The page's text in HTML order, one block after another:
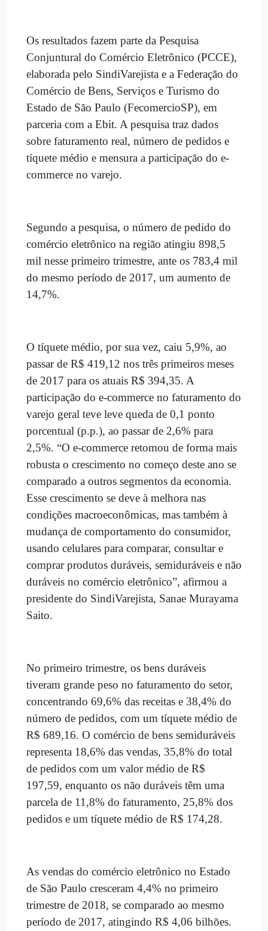
Os resultados fazem parte da Pesquisa
Conjuntural do Comércio Eletrônico (PCCE),
elaborada pelo SindiVarejista e a Federação do
Comércio de Bens, Serviços e Turismo do
Estado de São Paulo (FecomercioSP), em
parceria com a Ebit. A pesquisa traz dados
sobre faturamento real, número de pedidos e
tíquete médio e mensura a participação do e-
commerce no varejo.
Segundo a pesquisa, o número de pedido do
comércio eletrônico na região atingiu 898,5
mil nesse primeiro trimestre, ante os 783,4 mil
do mesmo período de 2017, um aumento de
14,7%.
O tíquete médio, por sua vez, caiu 5,9%, ao
passar de R$ 419,12 nos três primeiros meses
de 2017 para os atuais R$ 394,35. A
participação do e-commerce no faturamento do
varejo geral teve leve queda de 0,1 ponto
porcentual (p.p.), ao passar de 2,6% para
2,5%. “O e-commerce retomou de forma mais
robusta o crescimento no começo deste ano se
comparado a outros segmentos da economia.
Esse crescimento se deve à melhora nas
condições macroeconômicas, mas também à
mudança de comportamento do consumidor,
usando celulares para comparar, consultar e
comprar produtos duráveis, semiduráveis e não
duráveis no comércio eletrônico”, afirmou a
presidente do SindiVarejista, Sanae Murayama
Saito.
No primeiro trimestre, os bens duráveis
tiveram grande peso no faturamento do setor,
concentrando 69,6% das receitas e 38,4% do
número de pedidos, com um tíquete médio de
R$ 689,16. O comércio de bens semiduráveis
representa 18,6% das vendas, 35,8% do total
de pedidos com um valor médio de R$
197,59, enquanto os não duráveis têm uma
parcela de 11,8% do faturamento, 25,8% dos
pedidos e um tíquete médio de R$ 174,28.
As vendas do comércio eletrônico no Estado
de São Paulo cresceram 4,4% no primeiro
trimestre de 2018, se comparado ao mesmo
período de 2017, atingindo R$ 4,06 bilhões.